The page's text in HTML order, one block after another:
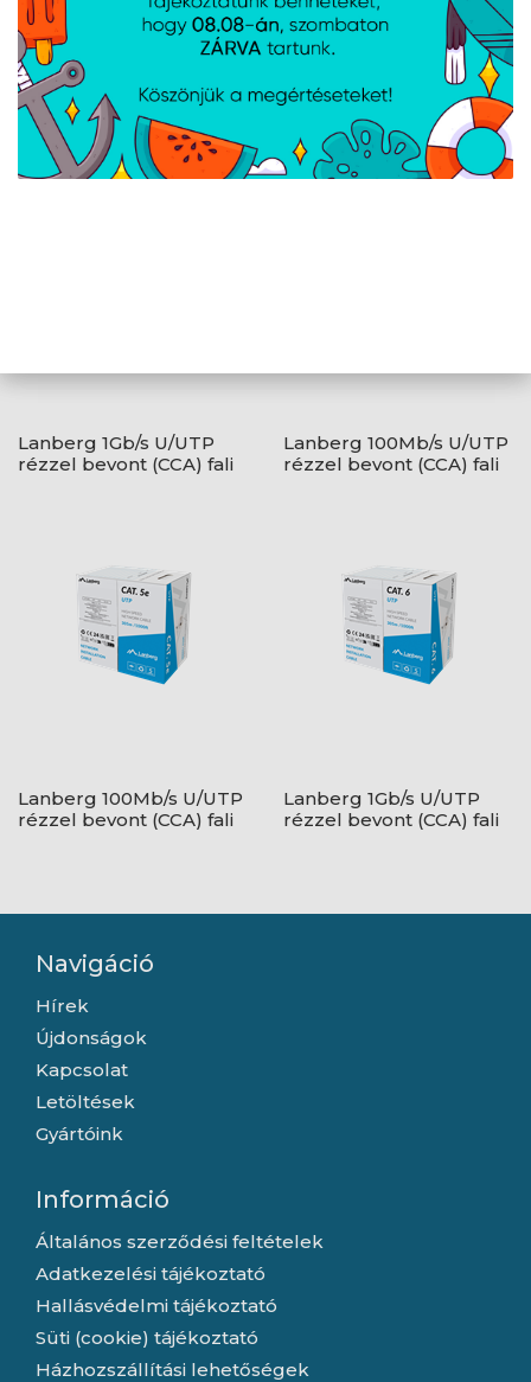
AJÁNLATUNKBÓL
Lanberg 1Gb/s U/UTP
rézzel bevont (CCA) fali
Lanberg 100Mb/s U/UTP
rézzel bevont (CCA) fali
Lanberg 100Mb/s U/UTP
rézzel bevont (CCA) fali
Lanberg 1Gb/s U/UTP
rézzel bevont (CCA) fali
Navigáció
Hírek
Újdonságok
Kapcsolat
Letöltések
Gyártóink
Információ
Általános szerződési feltételek
Adatkezelési tájékoztató
Hallásvédelmi tájékoztató
Süti (cookie) tájékoztató
Házhozszállítási lehetőségek